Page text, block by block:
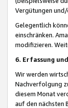
Vergütungen
Gelegentlich
einschränken.
modifizieren.
6. Erfassung
Wir werden
Nachverfolgung
diesem Monat
auf den nächsten